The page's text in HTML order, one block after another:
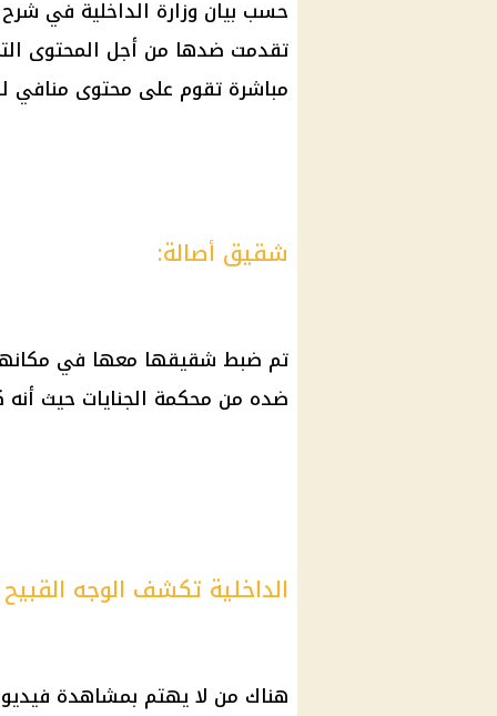
حسب بيان وزارة الداخلية في
تقدمت ضدها من أجل المحتوى
مباشرة تقوم على محتوى منافي
شقيق أصالة:
تم ضبط شقيقها معها في
ضده من محكمة الجنايات حيث
الداخلية تكشف الوجه
هناك من لا يهتم بمشاهدة